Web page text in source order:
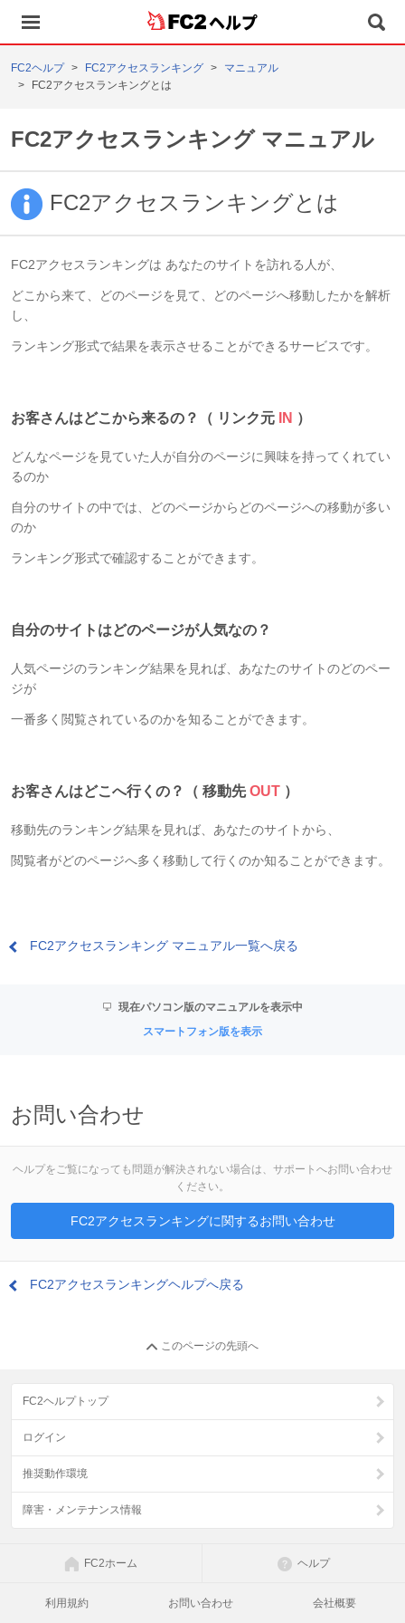
ヘルプ
FC2ヘルプ FC2アクセスランキング
マニュアル
FC2アクセスランキングとは
FC2アクセスランキング マニュアル
FC2アクセスランキングとは
FC2アクセスランキングは あなたのサイトを訪れる人が、
どこから来て、どのページを見て、どのページへ移動したかを解析
し、
ランキング形式で結果を表示させることができるサービスです。
お客さんはどこから来るの？（ リンク元 IN ）
どんなページを見ていた人が自分のページに興味を持ってくれてい
るのか
自分のサイトの中では、どのページからどのページへの移動が多い
のか
ランキング形式で確認することができます。
自分のサイトはどのページが人気なの？
人気ページのランキング結果を見れば、あなたのサイトのどのペー
ジが
一番多く閲覧されているのかを知ることができます。
お客さんはどこへ行くの？（ 移動先OUT ）
移動先のランキング結果を見れば、あなたのサイトから、
閲覧者がどのページへ多く移動して行くのか知ることができます。
FC2アクセスランキング マニュアル一覧へ戻る
現在パソコン版のマニュアルを表示中
スマートフォン版を表示
お問い合わせ
ヘルプをご覧になっても問題が解決されない場合は、サポートへお問い合わせ
ください。
FC2アクセスランキングに関するお問い合わせ
FC2アクセスランキングヘルプへ戻る
このページの先頭へ
FC2ヘルプトップ
ログイン
推奨動作環境
障害・メンテナンス情報
FC2ホーム ヘルプ
利用規約 お問い合わせ 会社概要